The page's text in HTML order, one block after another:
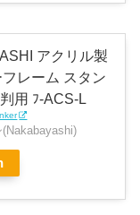
アクリル製
レーム スタン
用 ﾌ-ACS-L